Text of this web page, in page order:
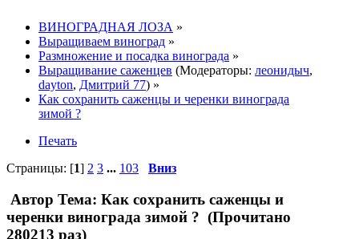
ВИНОГРАДНАЯ ЛОЗА »
Выращиваем виноград »
Размножение и посадка винограда »
Выращивание саженцев (Модераторы: леонидыч,
dayton, Дмитрий 77) »
Как сохранить саженцы и черенки винограда
зимой ?
Печать
Страницы: [1] 2 3 ... 103 Вниз
Автор Тема: Как сохранить саженцы и
черенки винограда зимой ? (Прочитано
280213 раз)